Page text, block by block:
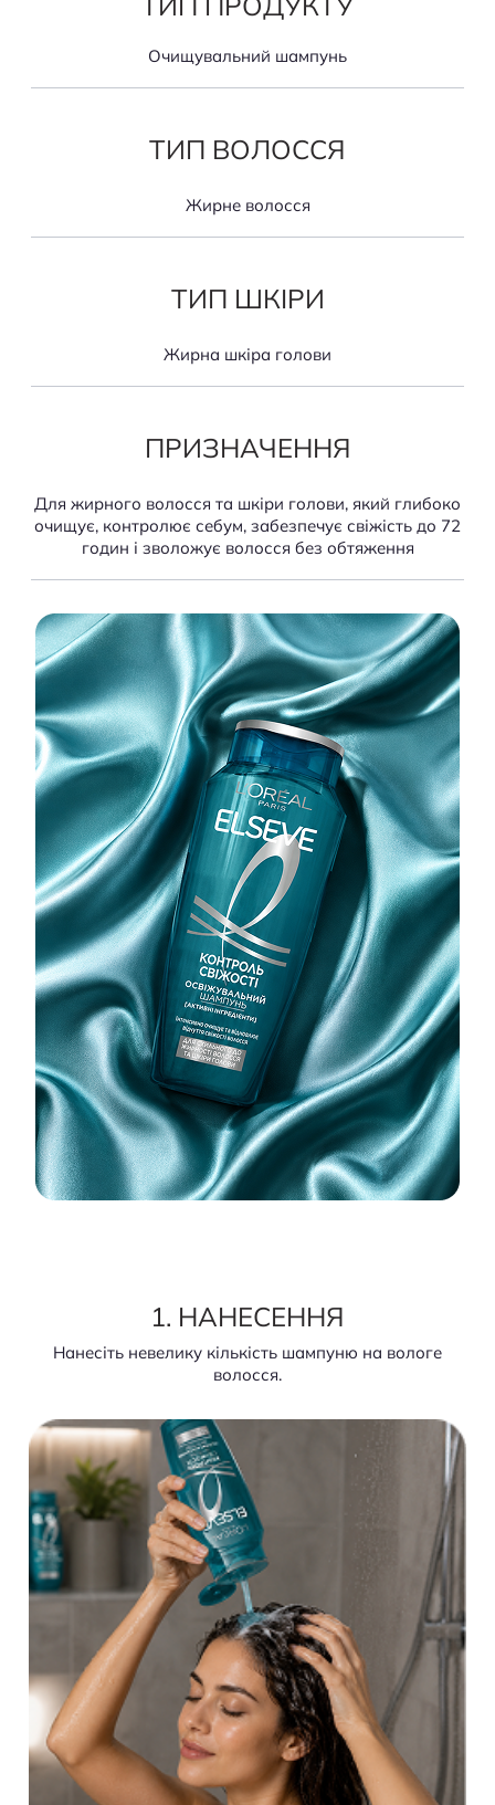
Очищувальний шампунь
ТИП ВОЛОССЯ
Жирне волосся
ТИП ШКІРИ
Жирна шкіра голови
ПРИЗНАЧЕННЯ
Для жирного волосся та шкіри голови, який глибоко
очищує, контролює себум, забезпечує свіжість до 72
годин і зволожує волосся без обтяження
1. НАНЕСЕННЯ
Нанесіть невелику кількість шампуню на вологе
волосся.